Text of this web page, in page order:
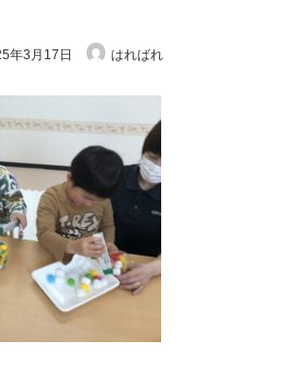
年3月17日 はればれ